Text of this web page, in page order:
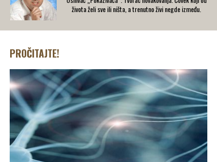
života želi sve ili ništa, a trenutno živi negde između.
PROČITAJTE!